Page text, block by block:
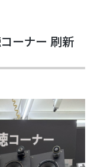
コーナー 刷新